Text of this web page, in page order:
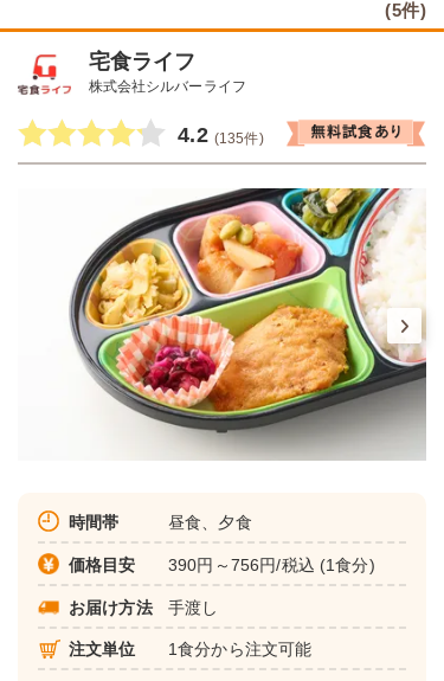
(5件)
宅食ライフ
株式会社シルバーライフ
4.2 (135件)
時間帯 昼食、夕食
価格目安 390円～756円/税込 (1食分)
お届け方法 手渡し
注文単位 1食分から注文可能